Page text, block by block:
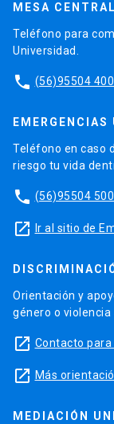
MESA CENTRAL
Teléfono para
Universidad.
phone (56)95504
EMERGENCIAS
Teléfono en caso
riesgo tu vida
phone (56)95504
launch Ir al sitio de
Orientación y
género o violencia
launch Contacto para
launch Más
MEDIACIÓN